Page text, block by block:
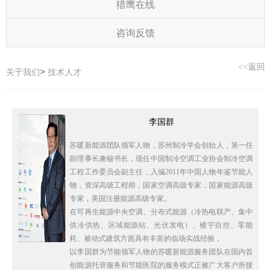
猎鹰在线
咨询反馈
关于我们> 技术人才
<<返回
李国群
苏暖新能源团队领军人物，苏州制冷学会创始人，第一任
副理事长兼秘书长，现任中国制冷空调工业协会制冷空调
工程工作委员会副主任，入编2011年中国人物年鉴节能人
物，资深高级工程师，国家空调高级专家，国家能源高级
专家，美国注册能源高级专家。
在可再生能源中央空调、分布式能源（冷热电联产、集中
供冷供热、区域能源站、光伏发电）、楼宇自控、零能
耗、被动式建筑方面具有丰富的临场实战经验，
以李国群为节能领军人物的苏暖新能源服务团队在国内首
创能源托管服务和节能医院的服务模式正被广大客户所接